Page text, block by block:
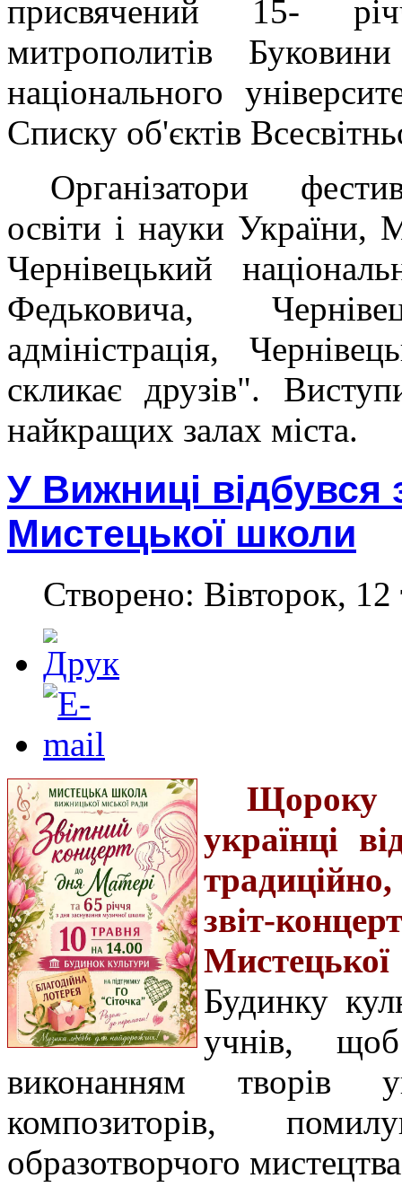
присвячений 15-
митрополитів
національного
Списку об'єктів
Організатори
освіти і науки України,
Чернівецький
Федьковича,
адміністрація,
скликає друзів".
найкращих залах міста.
У Вижниці відбувся
Мистецької школи
Створено: Вівторок,
Щороку
українці
звіт-
Будинку
учнів,
виконанням творів
композиторів,
образотворчого